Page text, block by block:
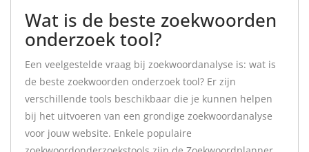
Wat is de beste zoekwoorden
onderzoek tool?
Een veelgestelde vraag bij zoekwoordanalyse is: wat is
de beste zoekwoorden onderzoek tool? Er zijn
verschillende tools beschikbaar die je kunnen helpen
bij het uitvoeren van een grondige zoekwoordanalyse
voor jouw website. Enkele populaire